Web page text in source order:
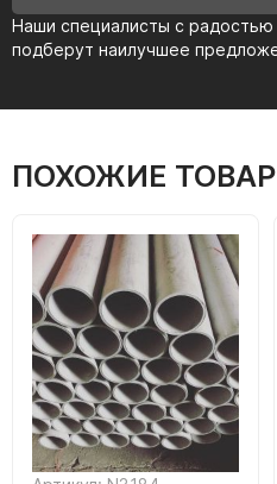
Наши специалисты с радостью
подберут наилучшее
ПОХОЖИЕ